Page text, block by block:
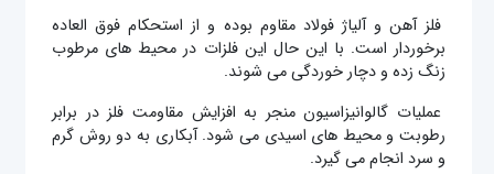
فلز آهن و آلیاژ فولاد مقاوم بوده و از استحکام فوق العاده
برخوردار است. با این حال این فلزات در محیط های مرطوب
زنگ زده و دچار خوردگی می شوند.
عملیات گالوانیزاسیون منجر به افزایش مقاومت فلز در برابر
رطوبت و محیط های اسیدی می شود. آبکاری به دو روش گرم
و سرد انجام می گیرد.